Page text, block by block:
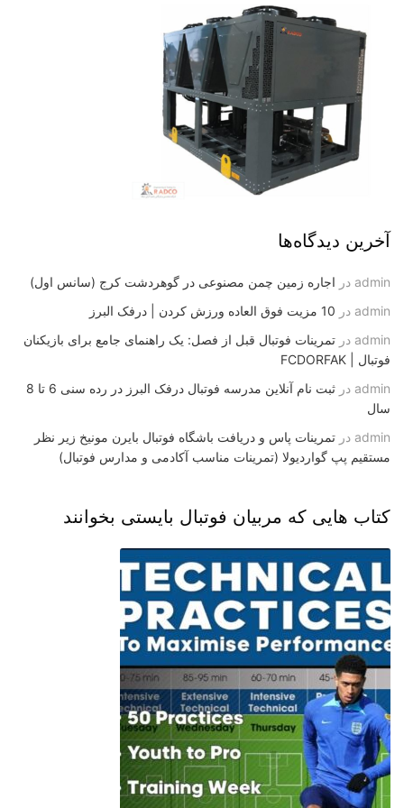
آخرین دیدگاه‌ها
admin در اجاره زمین چمن مصنوعی در گوهردشت کرج (سانس اول)
admin در 10 مزیت فوق العاده ورزش کردن | درفک البرز
admin در تمرینات فوتبال قبل از فصل: یک راهنمای جامع برای بازیکنان
فوتبال | FCDORFAK
admin در
ثبت نام آنلاین مدرسه فوتبال درفک البرز در رده سنی 6 تا 8
سال
admin در تمرینات پاس و دریافت باشگاه فوتبال بایرن مونیخ زیر نظر
مستقیم پپ گواردیولا (تمرینات مناسب آکادمی و مدارس فوتبال)
کتاب هایی که مربیان فوتبال بایستی بخوانند